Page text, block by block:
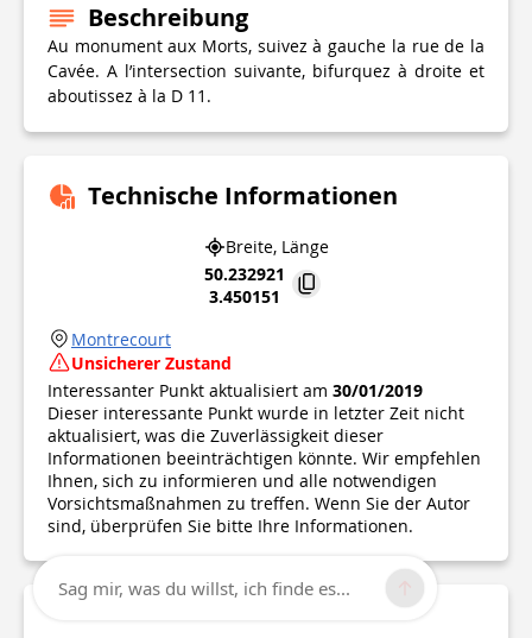
Beschreibung
Au monument aux Morts, suivez à gauche la rue de la
Cavée. A l’intersection suivante, bifurquez à droite et
aboutissez à la D 11.
Technische Informationen
Breite, Länge
50.232921
3.450151
Montrecourt
Unsicherer Zustand
Interessanter Punkt aktualisiert am 30/01/2019
Dieser interessante Punkt wurde in letzter Zeit nicht
aktualisiert, was die Zuverlässigkeit dieser
Informationen beeinträchtigen könnte. Wir empfehlen
Ihnen, sich zu informieren und alle notwendigen
Vorsichtsmaßnahmen zu treffen. Wenn Sie der Autor
sind, überprüfen Sie bitte Ihre Informationen.
Sag mir, was du willst, ich finde es...